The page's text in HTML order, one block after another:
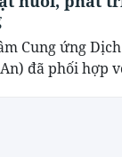
Cung ứng
đã phối hợp